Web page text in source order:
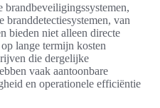
brandbeveiligingssystemen,
branddetectiesystemen, van
bieden niet alleen directe
lange termijn kosten
die dergelijke
vaak aantoonbare
en operationele efficiëntie